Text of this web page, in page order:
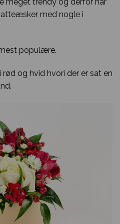
med nogle i
populære.
og hvid hvori der er sat en